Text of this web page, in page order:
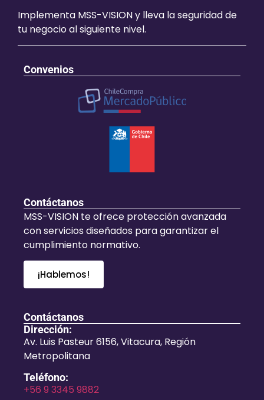
Implementa MSS-VISION y lleva la seguridad de
tu negocio al siguiente nivel.
Convenios
Contáctanos
MSS-VISION te ofrece protección avanzada
con servicios diseñados para garantizar el
cumplimiento normativo.
¡Hablemos!
Contáctanos
Dirección:
Av. Luis Pasteur 6156, Vitacura, Región
Metropolitana
Teléfono:
+56 9 3345 9882